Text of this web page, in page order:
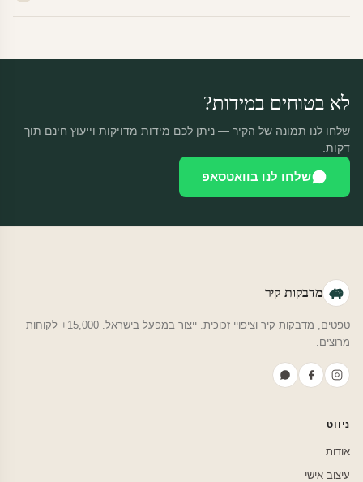
לא בטוחים במידות?
שלחו לנו תמונה של הקיר — ניתן לכם מידות מדויקות וייעוץ חינם תוך
דקות.
שלחו לנו בוואטסאפ
מדבקות קיר
טפטים, מדבקות קיר וציפויי זכוכית. ייצור במפעל בישראל. 15,000+ לקוחות
מרוצים.
ניווט
אודות
עיצוב אישי